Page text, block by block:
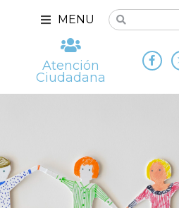
MENU
Atención
Ciudadana